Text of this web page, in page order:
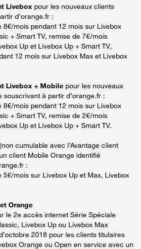
Livebox pour les nouveaux clients
d’orange.fr :
8€/mois pendant 12 mois sur Livebox
+ Smart TV, remise de 7€/mois
Up et Livebox Up + Smart TV,
12 mois sur Livebox Max et Livebox
Livebox + Mobile pour les nouveaux
souscrivant à partir d’orange.fr :
8€/mois pendant 12 mois sur Livebox
+ Smart TV, remise de 2€/mois
Up et Livebox Up + Smart TV.
(non cumulable avec l’Avantage client
client Mobile Orange identifié
:
5€/mois sur Livebox Up et Max, Livebox
Orange
le 2e accès internet Série Spéciale
Livebox Up ou Livebox Max
2018 pour les clients titulaires
Orange ou Open en service avec un